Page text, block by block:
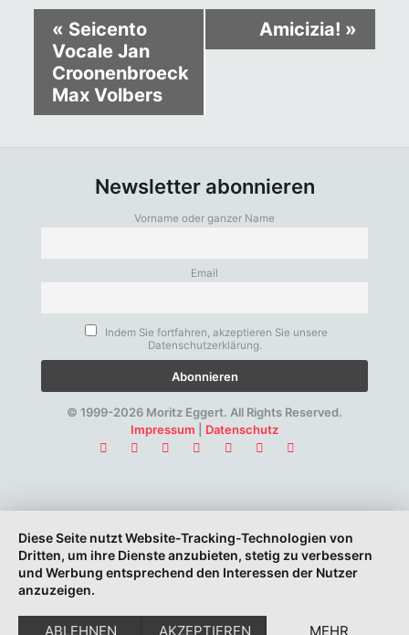
« Seicento
Vocale Jan
Croonenbroeck
Max Volbers
Amicizia! »
Newsletter abonnieren
Vorname oder ganzer Name
Email
Indem Sie fortfahren, akzeptieren Sie unsere
Datenschutzerklärung.
© 1999-2026 Moritz Eggert. All Rights Reserved.
Impressum
Datenschutz
Diese Seite nutzt Website-Tracking-Technologien von
Dritten, um ihre Dienste anzubieten, stetig zu verbessern
und Werbung entsprechend den Interessen der Nutzer
anzuzeigen.
ABLEHNEN AKZEPTIEREN MEHR